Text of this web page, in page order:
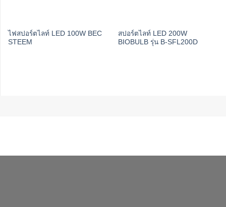
ไฟสปอร์ตไลท์ LED 100W BEC
STEEM
สปอร์ตไลท์ LED 200W
BIOBULB รุ่น B-SFL200D